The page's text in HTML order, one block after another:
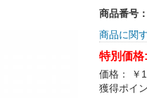
商品番号：
商品に関
特別価格:
価格： ￥
獲得ポイ